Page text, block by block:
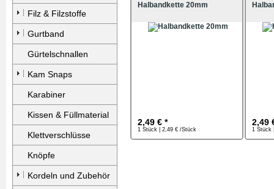
Filz & Filzstoffe
Gurtband
Gürtelschnallen
Kam Snaps
Karabiner
Kissen & Füllmaterial
Klettverschlüsse
Knöpfe
Kordeln und Zubehör
Halbandkette 20mm
2,49 € *
1 Stück | 2,49 € /Stück
2,49
1 Stück